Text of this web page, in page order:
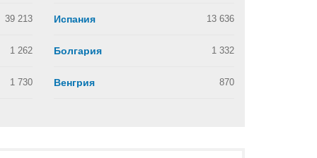
39 213
1 262
1 730
Испания 13 636
Болгария 1 332
Венгрия 870